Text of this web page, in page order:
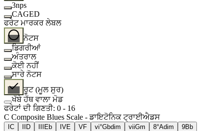
3nps
CAGED
ਫਰੇਟ ਮਾਰਕਰ ਲੇਬਲ
ਨੋਟਸ
ਡਿਗਰੀਆਂ
ਅੰਤਰਾਲ
ਕੋਈ ਨਹੀਂ
ਸਾਰੇ ਨੋਟਸ
ਰੂਟ (ਮੂਲ ਸੁਰ)
ਖੱਬੇ ਹੱਥ ਵਾਲਾ ਮੋਡ
ਫਰੇਟਾਂ ਦੀ ਗਿਣਤੀ: 0 - 16
C Composite Blues Scale - ਡਾਇਟੋਨਿਕ ਟ੍ਰਾਈਐਡਸ
C D Eb IVE VF vi°Gbdim viiGm 8°Adim 9Bb